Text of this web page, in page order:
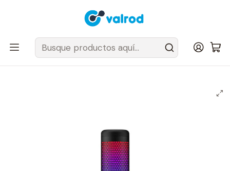
Despacho Gratis en tus sillas Cougar en el Gran Santiago
Inicio Periféricos y accesorios
Micrófonos
Micrófono Condensador HyperX Quadcast S RGB HMIQ1S-XX-
RG/G [SEGUNDA SELECCION]